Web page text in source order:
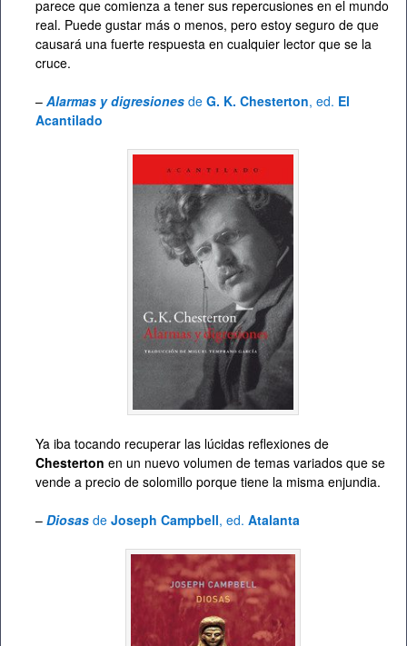
parece que comienza a tener sus repercusiones en el mundo
real. Puede gustar más o menos, pero estoy seguro de que
causará una fuerte respuesta en cualquier lector que se la
cruce.
– Alarmas y digresiones de G. K. Chesterton, ed. El
Acantilado
Ya iba tocando recuperar las lúcidas reflexiones de
Chesterton en un nuevo volumen de temas variados que se
vende a precio de solomillo porque tiene la misma enjundia.
– Diosas de Joseph Campbell, ed. Atalanta